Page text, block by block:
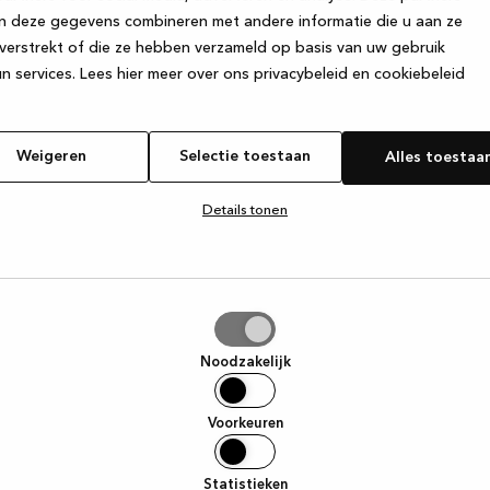
deze gegevens combineren met andere informatie die u aan ze
of die ze hebben verzameld op basis van uw gebruik
services. Lees hier meer over ons privacybeleid en cookiebeleid
Weigeren Selectie toestaan Alles
Details tonen
Noodzakelijk
Voorkeuren
Statistieken
has occurred while loadingwww.kvik.be (see the